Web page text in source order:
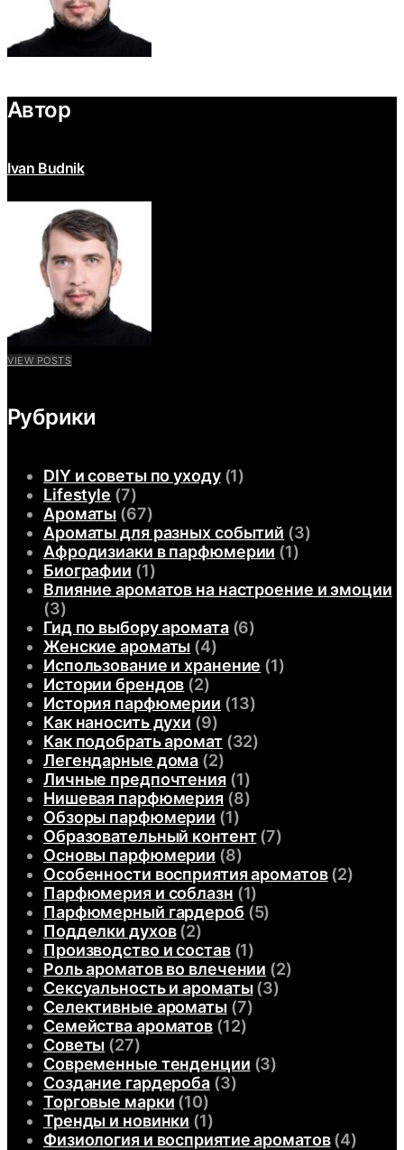
Автор
Ivan Budnik
VIEW POSTS
Рубрики
DIY и советы по уходу(1)
Lifestyle (7)
Ароматы (67)
Ароматы для разных событий (3)
Афродизиаки в парфюмерии (1)
Биографии (1)
Влияние ароматов на настроение и эмоции
(3)
Гид по выбору аромата(6)
Женские ароматы (4)
Использование и хранение (1)
Истории брендов (2)
История парфюмерии (13)
Как наносить духи (9)
Как подобрать аромат(32)
Легендарные дома (2)
Личные предпочтения(1)
Нишевая парфюмерия(8)
Обзоры парфюмерии (1)
Образовательный контент(7)
Основы парфюмерии (8)
Особенности восприятия ароматов(2)
Парфюмерия и соблазн (1)
Парфюмерный гардероб (5)
Подделки духов(2)
Производство и состав(1)
Роль ароматов во влечении (2)
Сексуальность и ароматы(3)
Селективные ароматы(7)
Семейства ароматов(12)
Советы (27)
Современные тенденции (3)
Создание гардероба(3)
Торговые марки (10)
Тренды и новинки (1)
Физиология и восприятие ароматов(4)